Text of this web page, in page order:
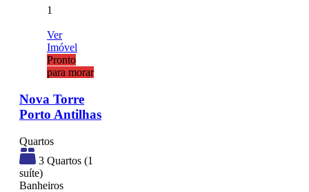
1
Ver
Imóvel
Pronto
para morar
Nova Torre
Porto Antilhas
Quartos
3 Quartos (1
suíte)
Banheiros